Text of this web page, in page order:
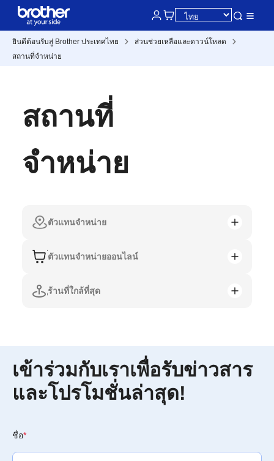
ยินดีต้อนรับสู่ Brother ประเทศไทย
ส่วนช่วยเหลือและดาวน์โหลด
สถานที่จำหน่าย
สถานที่
จำหน่าย
ตัวแทนจำหน่าย
ตัวแทนจำหน่ายออนไลน์
ร้านที่ใกล้ที่สุด
เข้าร่วมกับเราเพื่อรับข่าวสาร
และโปรโมชั่นล่าสุด!
ชื่อ*